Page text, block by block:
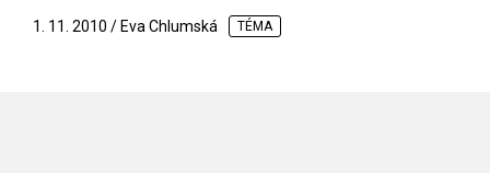
1. 11. 2010 / Eva Chlumská TÉMA